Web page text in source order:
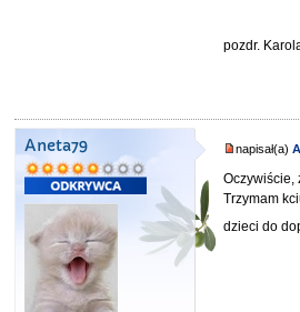
pozdr.
Aneta79 napisał(a)
Oczywiście,
Trzymam
dzieci do